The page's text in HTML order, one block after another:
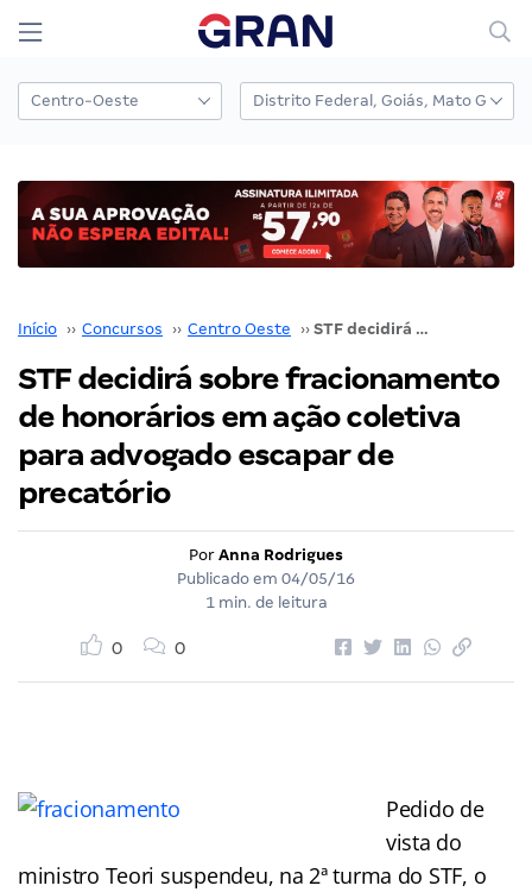
Início ›› Concursos ›› Centro Oeste ›› STF decidirá sobre fracionamento de honorários em ação coletiva para advogado escapar de precatório
STF decidirá sobre fracionamento
de honorários em ação coletiva
para advogado escapar de
precatório
Por Anna Rodrigues
Publicado em 04/05/16
1 min. de leitura
0 0
Pedido de
vista do
ministro Teori suspendeu, na 2ª turma do STF, o